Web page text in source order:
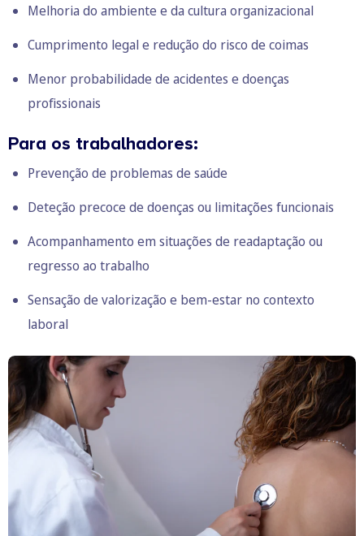
Melhoria do ambiente e da cultura organizacional
Cumprimento legal e redução do risco de coimas
Menor probabilidade de acidentes e doenças
profissionais
Para os trabalhadores:
Prevenção de problemas de saúde
Deteção precoce de doenças ou limitações funcionais
Acompanhamento em situações de readaptação ou
regresso ao trabalho
Sensação de valorização e bem-estar no contexto
laboral